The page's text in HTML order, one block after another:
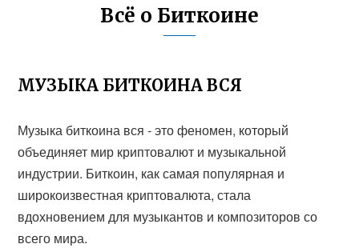
Всё о Биткоине
МУЗЫКА БИТКОИНА ВСЯ
Музыка биткоина вся - это феномен, который
объединяет мир криптовалют и музыкальной
индустрии. Биткоин, как самая популярная и
широкоизвестная криптовалюта, стала
вдохновением для музыкантов и композиторов со
всего мира.